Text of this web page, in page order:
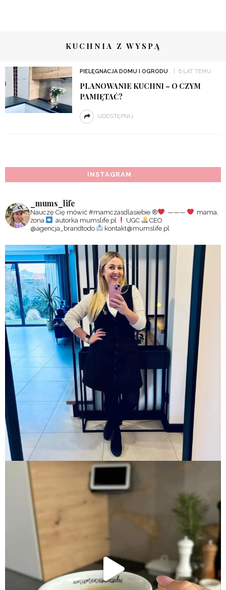
KUCHNIA Z WYSPĄ
PIELĘGNACJA DOMU I OGRODU 6 LAT TEMU
PLANOWANIE KUCHNI – O CZYM
PAMIĘTAĆ?
UDOSTĘPNIJ
INSTAGRAM
_mums_life
Nauczę Cię mówić #mamczasdlasiebie ®️ ———
mama,
żona
autorka mumslife.pl UGC
CEO
@agencja_brandtodo
kontakt@mumslife.pl